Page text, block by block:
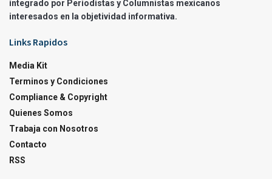
integrado por Periodistas y Columnistas mexicanos
interesados en la objetividad informativa.
Links Rapidos
Media Kit
Terminos y Condiciones
Compliance & Copyright
Quienes Somos
Trabaja con Nosotros
Contacto
RSS